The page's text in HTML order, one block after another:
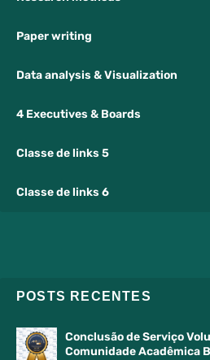
Paper writing
Data analysis & Visualization
4 Executives & Boards
Classe de links 5
Classe de links 6
POSTS RECENTES
Conclusão de Serviço
Comunidade Acadêmica